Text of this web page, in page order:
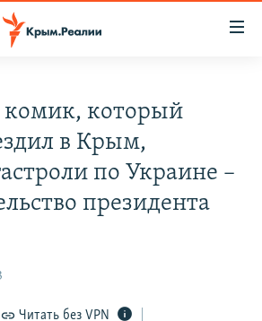
комик, который
в Крым,
по Украине –
президента
Читать без VPN